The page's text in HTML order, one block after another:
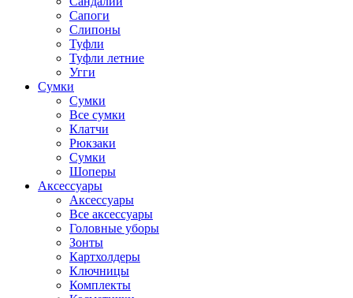
Сапоги
Слипоны
Туфли
Туфли летние
Угги
Сумки
Сумки
Все сумки
Клатчи
Рюкзаки
Сумки
Шоперы
Аксессуары
Аксессуары
Все аксессуары
Головные уборы
Зонты
Картхолдеры
Ключницы
Комплекты